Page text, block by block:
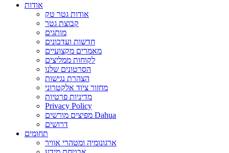
אודות
אודות גטר טק
קבוצת גטר
מותגים
חדשות ועדכונים
מאמרים מקצועיים
לקוחות ממליצים
הסרטונים שלנו
הצהרת נגישות
מחזור ציוד אלקטרוני
מדיניות פרטיות
Privacy Policy
מפיצים מורשים Dahua
דרושים
תחומים
ארגונומיה ומטהרי אוויר